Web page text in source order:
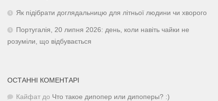
Як підібрати доглядальницю для літньої людини чи хворого
Португалія, 20 липня 2026: день, коли навіть чайки не
розуміли, що відбувається
ОСТАННІ КОМЕНТАРІ
Кайфат до Что такое дипопер или дипоперы? :)